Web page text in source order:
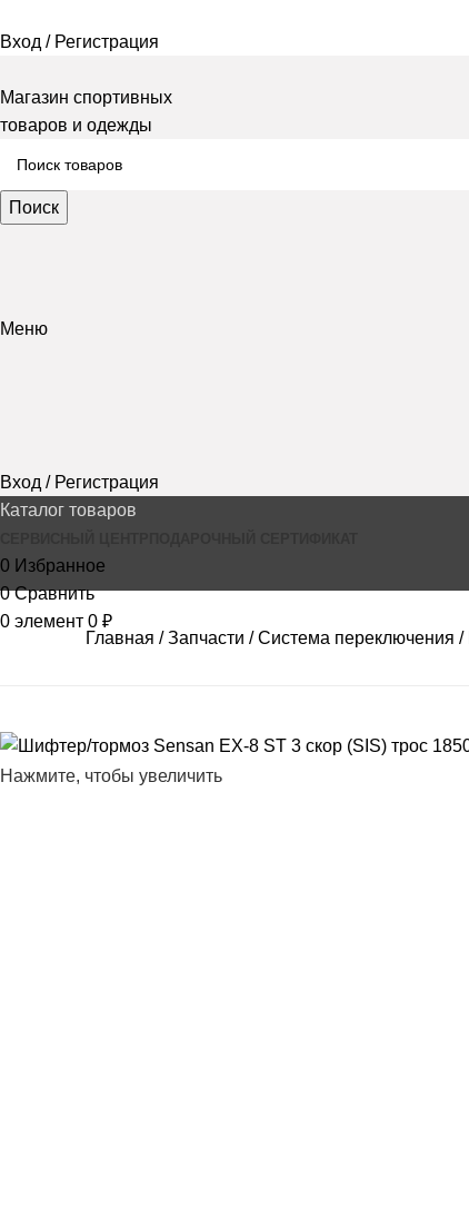
Вход / Регистрация
Магазин спортивных
товаров и одежды
Поиск
Меню
Вход / Регистрация
Каталог товаров
0 Избранное
0 Сравнить
0 элемент 0 ₽
Главная
Запчасти Система переключения
Нажмите, чтобы увеличить